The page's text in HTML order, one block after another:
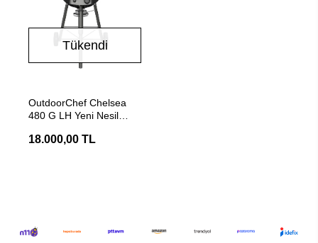
Tükendi
OutdoorChef Chelsea
480 G LH Yeni Nesil
18.000,00 TL